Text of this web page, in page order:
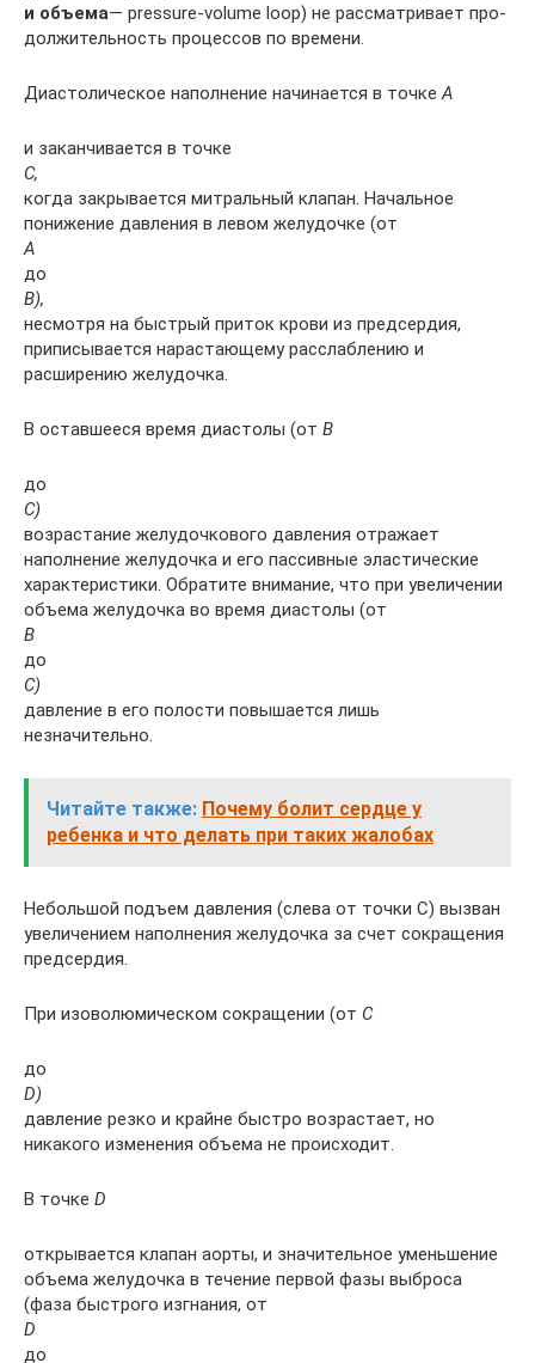
и объема— pressure-volume loop) не рассматривает про­
должительность процессов по времени.
Диастолическое наполнение начинается в точкеА
и заканчивает­ся в точке
С,
когда закрывается митральный клапан. Начальное
понижение давления в левом желудочке (от
А
до
В),
несмотря на быстрый приток крови из предсердия,
приписывается нарастающему расслабле­нию и
расширению желудочка.
В оставшееся время ди­астолы (от В
до
С)
возрастание желудочкового давле­ния отражает
наполнение желудочка и его пассивные эластические
характеристики. Обратите внимание, что при увеличении
объема желудочка во время диастолы (от
В
до
С)
давление в его полости повышается лишь
незначительно.
Читайте также: Почему болит сердце у
ребенка и что делать при таких жалобах
Небольшой подъем давления (слева от точки С) вызван
увеличением наполнения желудочка за счет сокращения
предсердия.
При изоволюмическом сокращении (от С
до
D)
давление резко и крайне быс­тро возрастает, но
никакого изменения объема не про­исходит.
В точке D
открывается клапан аорты, и зна­чительное уменьшение
объема желудочка в течение первой фазы выброса
(фаза быстрого изгнания, от
D
до